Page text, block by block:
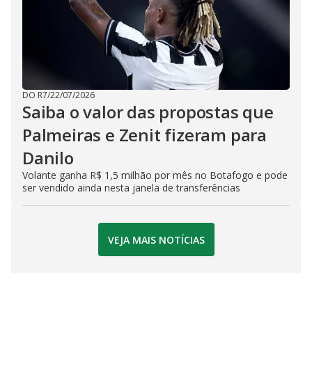
DO R7/22/07/2026
Saiba o valor das propostas que
Palmeiras e Zenit fizeram para
Danilo
Volante ganha R$ 1,5 milhão por mês no Botafogo e pode
ser vendido ainda nesta janela de transferências
VEJA MAIS NOTÍCIAS